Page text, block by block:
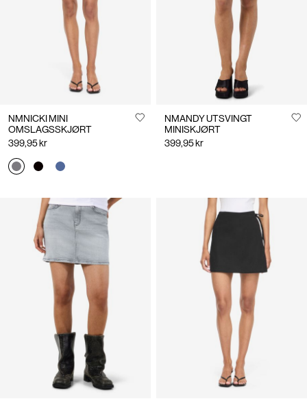
NMNICKI MINI
OMSLAGSSKJØRT
399,95 kr
NMANDY UTSVINGT
MINISKJØRT
399,95 kr